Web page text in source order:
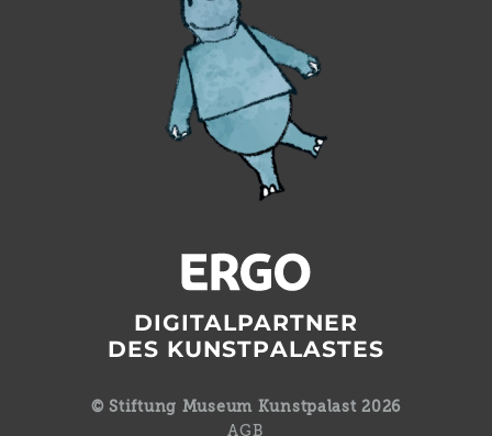
DIGITALPARTNER
DES KUNSTPALASTES
© Stiftung Museum Kunstpalast 2026
AGB